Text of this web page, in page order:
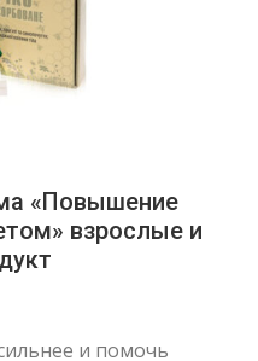
«Повышение
взрослые и
и помочь